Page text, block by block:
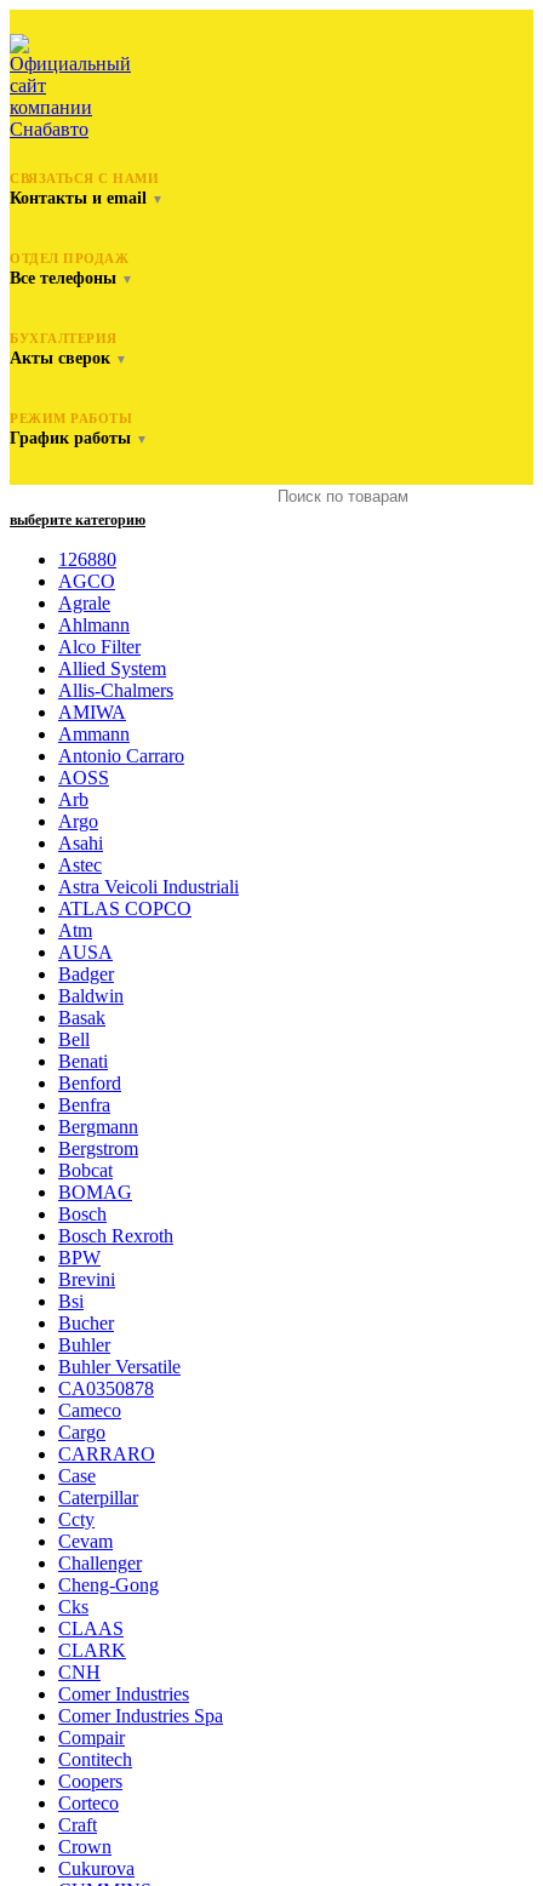
СВЯЗАТЬСЯ С НАМИ
Контакты и email ▼
ОТДЕЛ ПРОДАЖ
Все телефоны ▼
БУХГАЛТЕРИЯ
Акты сверок ▼
РЕЖИМ РАБОТЫ
График работы ▼
выберите категорию
126880
AGCO
Agrale
Ahlmann
Alco Filter
Allied System
Allis-Chalmers
AMIWA
Ammann
Antonio Carraro
AOSS
Arb
Argo
Asahi
Astec
Astra Veicoli Industriali
ATLAS COPCO
Atm
AUSA
Badger
Baldwin
Basak
Bell
Benati
Benford
Benfra
Bergmann
Bergstrom
Bobcat
BOMAG
Bosch
Bosch Rexroth
BPW
Brevini
Bsi
Bucher
Buhler
Buhler Versatile
CA0350878
Cameco
Cargo
CARRARO
Case
Caterpillar
Ccty
Cevam
Challenger
Cheng-Gong
Cks
CLAAS
CLARK
CNH
Comer Industries
Comer Industries Spa
Compair
Contitech
Coopers
Corteco
Craft
Crown
Cukurova